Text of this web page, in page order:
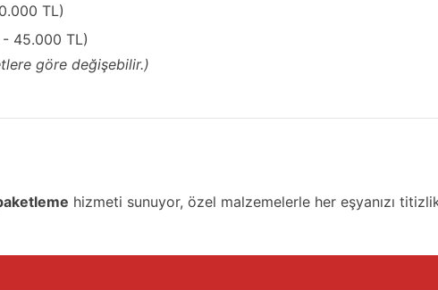
TL)
45.000 TL)
göre değişebilir.)
hizmeti sunuyor, özel malzemelerle her eşyanızı